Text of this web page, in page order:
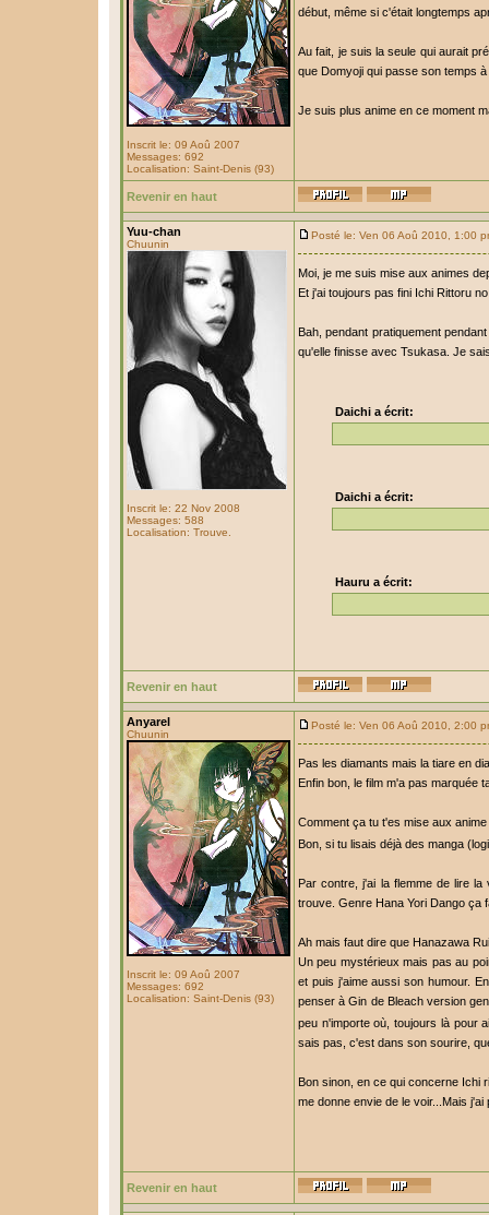
Inscrit le: 09 Aoû 2007
Messages: 692
Localisation: Saint-Denis (93)
début, même si c'était longtemps
Au fait, je suis la seule qui aurait
que Domyoji qui passe son temps
Je suis plus anime en ce moment
Revenir en haut
Yuu-chan
Chuunin
Inscrit le: 22 Nov 2008
Messages: 588
Localisation: Trouve.
Posté le: Ven 06 Aoû 2010, 1:00
Moi, je me suis mise aux animes
Et j'ai toujours pas fini Ichi Rittoru
Bah, pendant pratiquement
qu'elle finisse avec Tsukasa. Je
Daichi a écrit:
Daichi a écrit:
Hauru a écrit:
Revenir en haut
Anyarel
Chuunin
Inscrit le: 09 Aoû 2007
Messages: 692
Localisation: Saint-Denis (93)
Posté le: Ven 06 Aoû 2010, 2:00
Pas les diamants mais la tiare en
Enfin bon, le film m'a pas marquée
Comment ça tu t'es mise aux
Bon, si tu lisais déjà des manga
Par contre, j'ai la flemme de lire
trouve. Genre Hana Yori Dango ça
Ah mais faut dire que Hanazawa
Un peu mystérieux mais pas au
et puis j'aime aussi son humour.
penser à Gin de Bleach version
peu n'importe où, toujours là pour
sais pas, c'est dans son sourire,
Bon sinon, en ce qui concerne Ichi
me donne envie de le voir...Mais
Revenir en haut